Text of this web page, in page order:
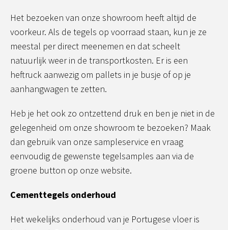
Het bezoeken van onze showroom heeft altijd de
voorkeur. Als de tegels op voorraad staan, kun je ze
meestal per direct meenemen en dat scheelt
natuurlijk weer in de transportkosten. Er is een
heftruck aanwezig om pallets in je busje of op je
aanhangwagen te zetten.
Heb je het ook zo ontzettend druk en ben je niet in de
gelegenheid om onze showroom te bezoeken? Maak
dan gebruik van onze sampleservice en vraag
eenvoudig de gewenste tegelsamples aan via de
groene button op onze website.
Cementtegels onderhoud
Het wekelijks onderhoud van je Portugese vloer is